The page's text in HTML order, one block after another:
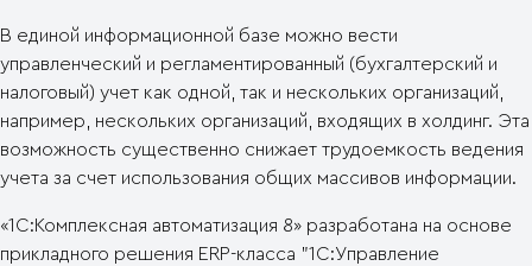
В единой информационной базе можно вести
управленческий и регламентированный (бухгалтерский и
налоговый) учет как одной, так и нескольких организаций,
например, нескольких организаций, входящих в холдинг. Эта
возможность существенно снижает трудоемкость ведения
учета за счет использования общих массивов информации.
«1С:Комплексная автоматизация 8» разработана на основе
прикладного решения ERP-класса "1С:Управление